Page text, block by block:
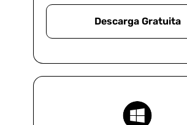
cualquier bufete de
eliminar el papel,
Descarga Gratuita